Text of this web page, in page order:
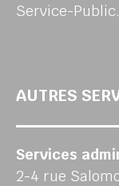
Service-
AUTRES
Services
2-4 rue